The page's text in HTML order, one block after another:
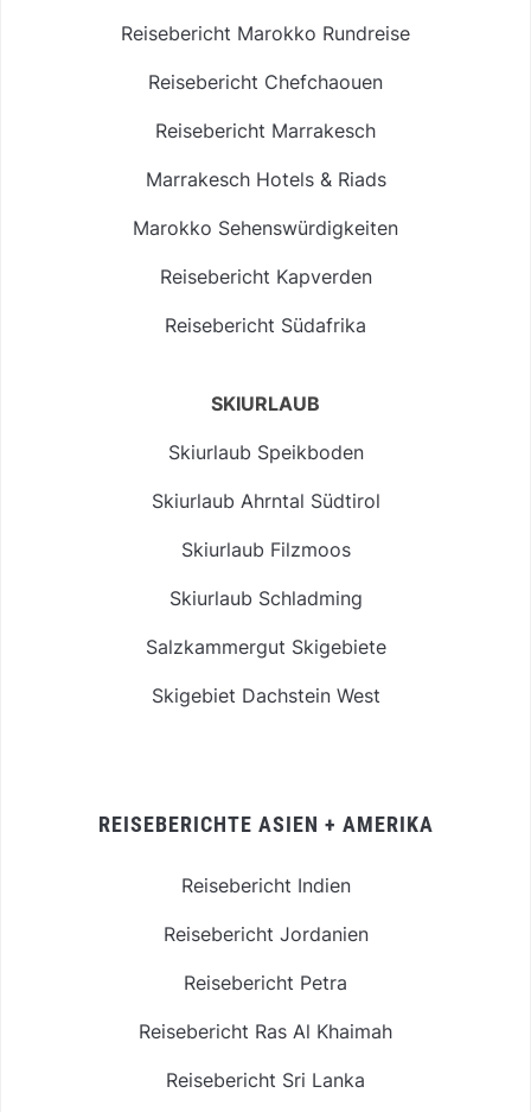
Reisebericht Marokko Rundreise
Reisebericht Chefchaouen
Reisebericht Marrakesch
Marrakesch Hotels & Riads
Marokko Sehenswürdigkeiten
Reisebericht Kapverden
Reisebericht Südafrika
SKIURLAUB
Skiurlaub Speikboden
Skiurlaub Ahrntal Südtirol
Skiurlaub Filzmoos
Skiurlaub Schladming
Salzkammergut Skigebiete
Skigebiet Dachstein West
REISEBERICHTE ASIEN + AMERIKA
Reisebericht Indien
Reisebericht Jordanien
Reisebericht Petra
Reisebericht Ras Al Khaimah
Reisebericht Sri Lanka